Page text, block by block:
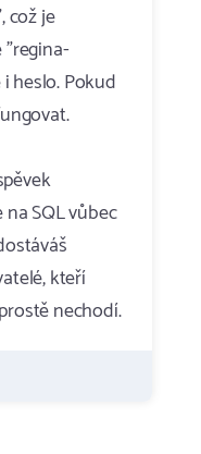
což je
"regina-
heslo. Pokud
na SQL vůbec
kteří
nechodí.